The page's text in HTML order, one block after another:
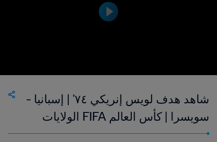
شاهد هدف لويس إنريكي ٧٤' | إسبانيا -
سويسرا | كأس العالم FIFA الولايات
المتحدة ١٩٩٤